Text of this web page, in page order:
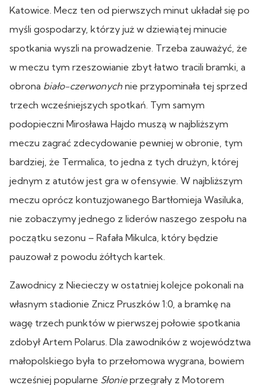
Katowice. Mecz ten od pierwszych minut układał się po
myśli gospodarzy, którzy już w dziewiątej minucie
spotkania wyszli na prowadzenie. Trzeba zauważyć, że
w meczu tym rzeszowianie zbyt łatwo tracili bramki, a
obrona biało-czerwonych nie przypominała tej sprzed
trzech wcześniejszych spotkań. Tym samym
podopieczni Mirosława Hajdo muszą w najbliższym
meczu zagrać zdecydowanie pewniej w obronie, tym
bardziej, że Termalica, to jedna z tych drużyn, której
jednym z atutów jest gra w ofensywie. W najbliższym
meczu oprócz kontuzjowanego Bartłomieja Wasiluka,
nie zobaczymy jednego z liderów naszego zespołu na
początku sezonu – Rafała Mikulca, który będzie
pauzował z powodu żółtych kartek.
Zawodnicy z Niecieczy w ostatniej kolejce pokonali na
własnym stadionie Znicz Pruszków 1:0, a bramkę na
wagę trzech punktów w pierwszej połowie spotkania
zdobył Artem Polarus. Dla zawodników z województwa
małopolskiego była to przełomowa wygrana, bowiem
wcześniej popularne Słonieprzegrały z Motorem